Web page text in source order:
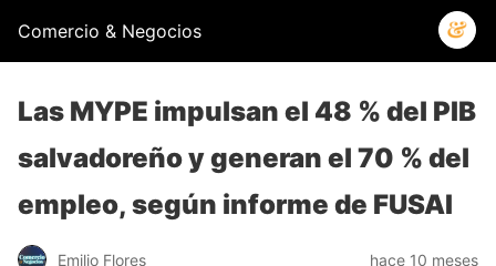
Comercio & Negocios
Las MYPE impulsan el 48 % del PIB
salvadoreño y generan el 70 % del
empleo, según informe de FUSAI
Emilio Flores hace 10 meses